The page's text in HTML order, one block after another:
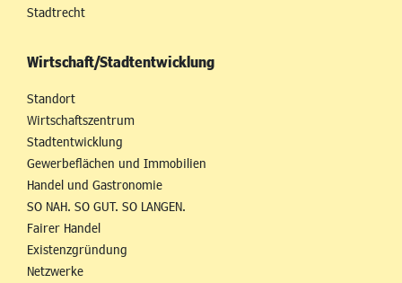
Stadtrecht
Wirtschaft/Stadtentwicklung
Standort
Wirtschaftszentrum
Stadtentwicklung
Gewerbeflächen und Immobilien
Handel und Gastronomie
SO NAH. SO GUT. SO LANGEN.
Fairer Handel
Existenzgründung
Netzwerke